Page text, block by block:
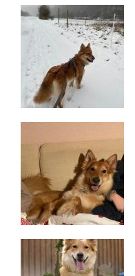
KONTAKT
FÜR FANS
BMT